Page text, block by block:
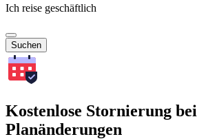
Ich reise geschäftlich
Suchen
Kostenlose Stornierung bei
Planänderungen